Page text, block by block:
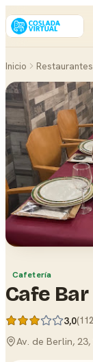
Inicio Restaurantes
Cafetería
Cafe
3,0
Av. de Berlin,